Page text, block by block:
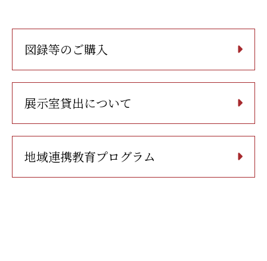
図録等のご購入
展示室貸出について
地域連携教育プログラム